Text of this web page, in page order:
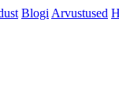
Blogi Arvustused